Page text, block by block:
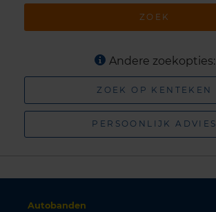
ZOEK
Andere zoekopties:
ZOEK OP KENTEKEN
PERSOONLIJK ADVIES
Autobanden